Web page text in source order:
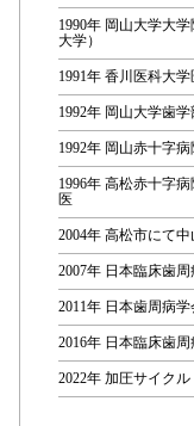
1990年 岡山大学大
大学）
1991年 香川医科大
1992年 岡山大学歯
1992年 岡山赤十字
1996年 高松赤十字
医
2004年 高松市にて
2007年 日本臨床歯
2011年 日本歯周病
2016年 日本臨床歯
2022年 加圧サイク